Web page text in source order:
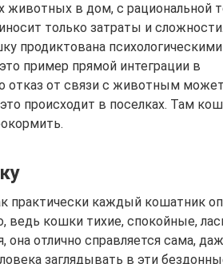
животных в дом, с рациональной
только затраты и сложности.
продиктована психологическими
пример прямой интеграции в
отказ от связи с животным может
происходит в поселках. Там
практически каждый кошатник
ведь кошки тихие, спокойные,
она отлично справляется сама,
заглядывать в эти